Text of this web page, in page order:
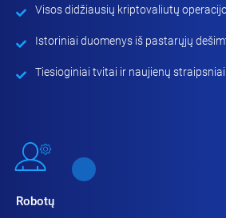
Visos didžiausių kriptovaliutų
Istoriniai duomenys iš pastarųjų
Tiesioginiai tvitai ir naujienų straipsniai
Robotų